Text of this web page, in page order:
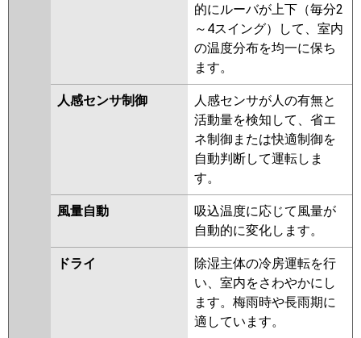
HRMP160L2 PLZT-ERMP160LE2
PLZT-ERMP160L2 PLZT-
HRMP160LFZ PLZT-HRMP160LZ
PLZT-ERMP160LZ
ERMP160LEZ PLZT-HRMP160LFY
PLZT-HRMP160LY PLZT-
ERMP160LEY PLZT-ERMP160LY
PLZT-HRMP160LFV PLZT-
HRMP160LV PLZT-ERMP160LEW
PLZT-ERMP160LW
ERMP160LV PLZT-ERMP160LEV
PLZT-ERMP160LER PLZT-
RCID-GP160RHNG4
RCID-
GP160RSHG9
RCID-GP160RHNG3
RCID-GP160RSHG8
RCID-
GP160RHNG2
RCID-GP160RSHG7
的にルーバが上下（毎分2
～4スイング）して、室内
の温度分布を均一に保ち
ます。
人感センサ制御
人感センサが人の有無と
活動量を検知して、省エ
ネ制御または快適制御を
自動判断して運転しま
す。
風量自動
吸込温度に応じて風量が
自動的に変化します。
ドライ
除湿主体の冷房運転を行
い、室内をさわやかにし
ます。梅雨時や長雨期に
適しています。